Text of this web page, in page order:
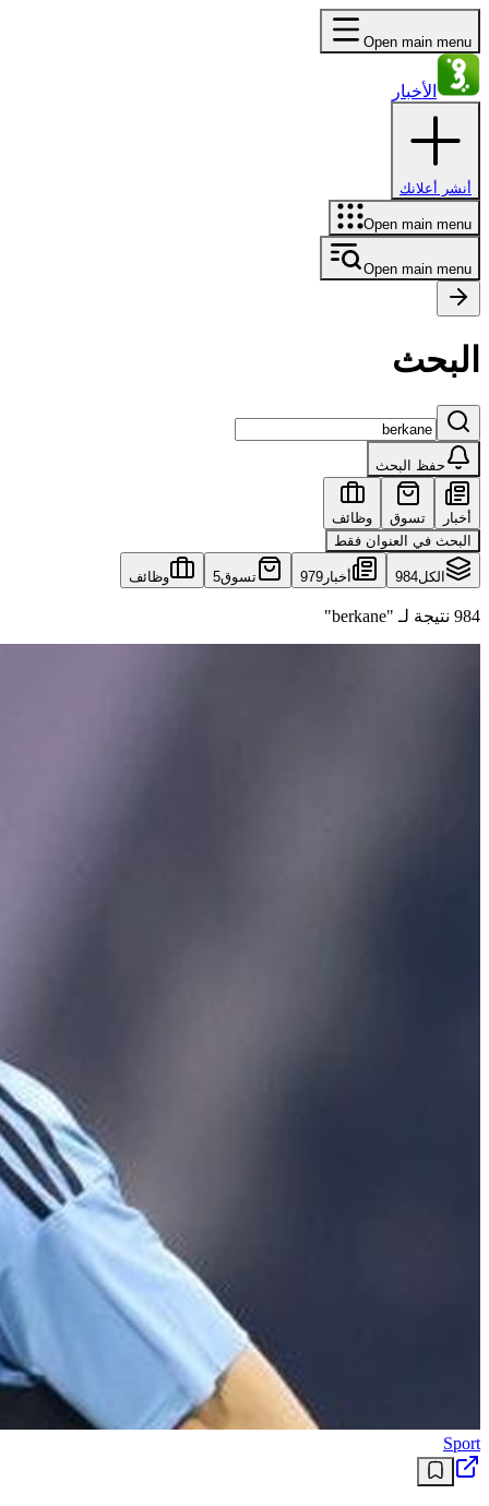
Open main menu
الأخبار
أنشر أعلانك
Open main menu
Open main menu
البحث
حفظ البحث
أخبار تسوق
وظائف
البحث في العنوان فقط
الكل984 أخبار 979 تسوق5 وظائف
984 نتيجة لـ "berkane"
Sport